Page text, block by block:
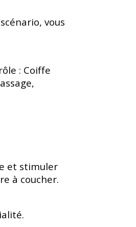
vous
: Coiffe
et stimuler
à coucher.